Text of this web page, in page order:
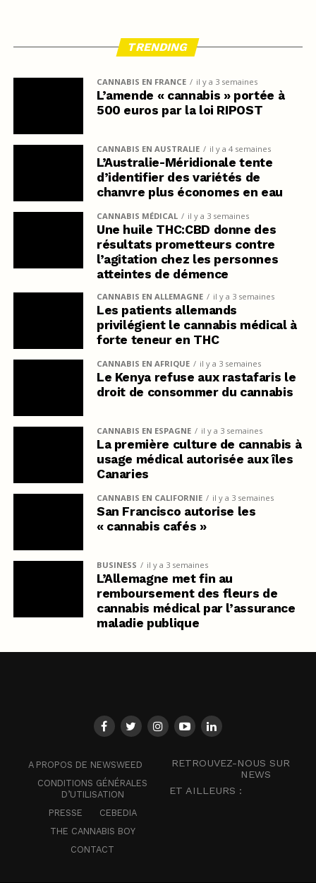
TRENDING
CANNABIS EN FRANCE il y a 3 semaines
L’amende « cannabis » portée à
500 euros par la loi RIPOST
CANNABIS EN AUSTRALIE il y a 4 semaines
L’Australie-Méridionale tente
d’identifier des variétés de
chanvre plus économes en eau
CANNABIS MÉDICAL il y a 3 semaines
Une huile THC:CBD donne des
résultats prometteurs contre
l’agitation chez les personnes
atteintes de démence
CANNABIS EN ALLEMAGNE il y a 3 semaines
Les patients allemands
privilégient le cannabis médical à
forte teneur en THC
CANNABIS EN AFRIQUE il y a 3 semaines
Le Kenya refuse aux rastafaris le
droit de consommer du cannabis
CANNABIS EN ESPAGNE il y a 3 semaines
La première culture de cannabis à
usage médical autorisée aux îles
Canaries
CANNABIS EN CALIFORNIE il y a 3 semaines
San Francisco autorise les
« cannabis cafés »
BUSINESS il y a 3 semaines
L’Allemagne met fin au
remboursement des fleurs de
cannabis médical par l’assurance
maladie publique
A PROPOS DE NEWSWEED
CONDITIONS GÉNÉRALES
D’UTILISATION
PRESSE
CEBEDIA
THE CANNABIS BOY
CONTACT
RETROUVEZ-NOUS SUR
NEWS
ET AILLEURS :